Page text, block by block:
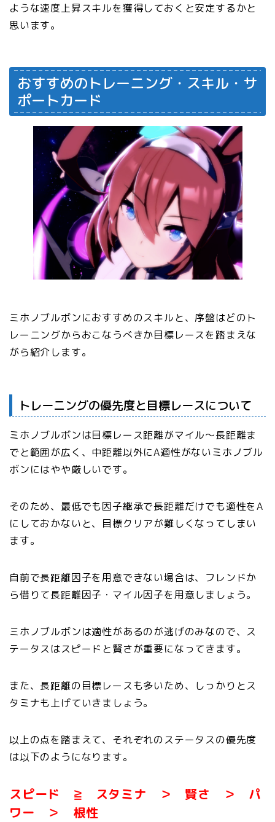
ような速度上昇スキルを獲得しておくと安定するかと
思います。
おすすめのトレーニング・スキル・サ
ポートカード
ミホノブルボンにおすすめのスキルと、序盤はどのト
レーニングからおこなうべきか目標レースを踏まえな
がら紹介します。
トレーニングの優先度と目標レースについて
ミホノブルボンは目標レース距離がマイル〜長距離ま
でと範囲が広く、中距離以外にA適性がないミホノブル
ボンにはやや厳しいです。
そのため、最低でも因子継承で長距離だけでも適性をA
にしておかないと、目標クリアが難しくなってしまい
ます。
自前で長距離因子を用意できない場合は、フレンドか
ら借りて長距離因子・マイル因子を用意しましょう。
ミホノブルボンは適性があるのが逃げのみなので、ス
テータスはスピードと賢さが重要になってきます。
また、長距離の目標レースも多いため、しっかりとス
タミナも上げていきましょう。
以上の点を踏まえて、それぞれのステータスの優先度
は以下のようになります。
スピード ≧ スタミナ ＞ 賢さ ＞ パ
ワー ＞ 根性